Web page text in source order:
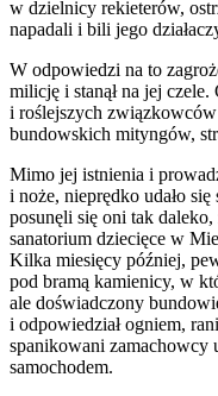
w dzielnicy rekieterów,
napadali i bili jego
W odpowiedzi na to
milicję i stanął na jej czele.
i roślejszych związkowców
bundowskich mityngów,
Mimo jej istnienia i
i noże, nieprędko udało
posunęli się oni tak
sanatorium dziecięce w
Kilka miesięcy później,
pod bramą kamienicy, w
ale doświadczony
i odpowiedział ogniem,
spanikowani zamachowcy
samochodem.